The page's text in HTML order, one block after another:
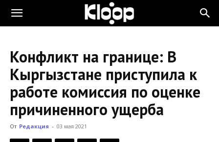
KLOOP.KG
Новости
Кыргызстана
Конфликт на границе: В
Кыргызстане приступила к
работе комиссия по оценке
причиненного ущерба
От Редакция - 03 мая 2021